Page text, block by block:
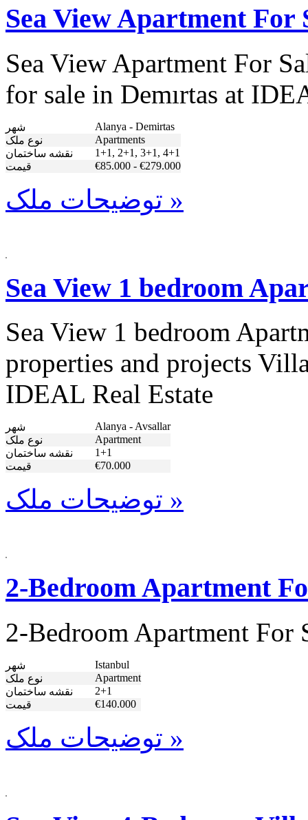
Sea View Apartment For
Sea View Apartment For
for sale in Demırtas at
شهر
Alanya - Demirtas
نوع ملک
Apartments
نقشه ساختمان
1+1, 2+1, 3+1, 4+1
قیمت
€85.000 - €279.000
توضیحات ملک »
Sea View 1 bedroom
Sea View 1 bedroom
properties and projects
IDEAL Real Estate
شهر
Alanya - Avsallar
نوع ملک
Apartment
نقشه ساختمان
1+1
قیمت
€70.000
توضیحات ملک »
2-Bedroom Apartment
2-Bedroom Apartment For
شهر
Istanbul
نوع ملک
Apartment
نقشه ساختمان
2+1
قیمت
€140.000
توضیحات ملک »